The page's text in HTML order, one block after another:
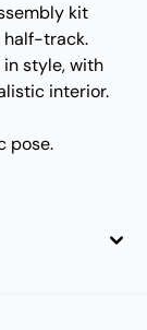
kit
half-track.
style, with
interior.
pose.